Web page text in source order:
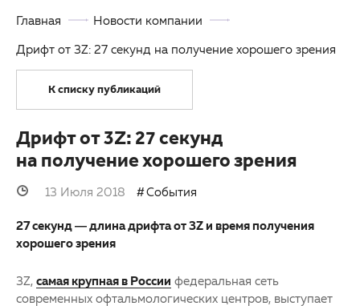
Партнерам
Закупки
Клуб офтальмологов
Другие заболевания глаз
Детская офтальмология
Оптика
Главная
Новости компании
Дрифт от 3Z: 27 секунд на получение хорошего зрения
К списку публикаций
Дрифт от 3Z: 27 секунд
на получение хорошего зрения
13 Июля 2018 События
27 секунд — длина дрифта от 3Z и время получения
хорошего зрения
3Z, самая крупная в России федеральная сеть
современных офтальмологических центров, выступает